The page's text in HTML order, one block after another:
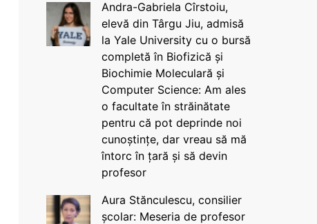
Andra-Gabriela Cîrstoiu,
elevă din Târgu Jiu, admisă
la Yale University cu o bursă
completă în Biofizică și
Biochimie Moleculară și
Computer Science: Am ales
o facultate în străinătate
pentru că pot deprinde noi
cunoștințe, dar vreau să mă
întorc în țară și să devin
profesor
Aura Stănculescu, consilier
școlar: Meseria de profesor